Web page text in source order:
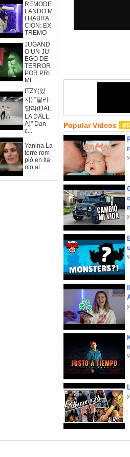
REMODE
LANDO M
I HABITA
CIÓN: EX
TREMO
JUGAND
O UN JU
EGO DE
TERROR
POR PRI
ME...
ITZY(있
지) "달라
달라(DAL
LA DALL
A)" Dan
c...
Yanina La
torre rom
pió en lla
nto al ...
Popular Videos